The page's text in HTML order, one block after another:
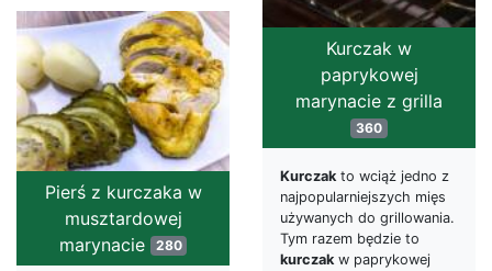
Kurczak w
paprykowej
marynacie z grilla
360
Kurczakto wciąż jedno z
najpopularniejszych mięs
używanych do grillowania.
Tym razem będzie to
kurczakw paprykowej
Pierś z kurczaka w
musztardowej
marynacie
280